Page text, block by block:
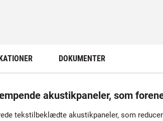
DOKUMENTER
akustikpaneler, som
tekstilbeklædte akustikpaneler, som